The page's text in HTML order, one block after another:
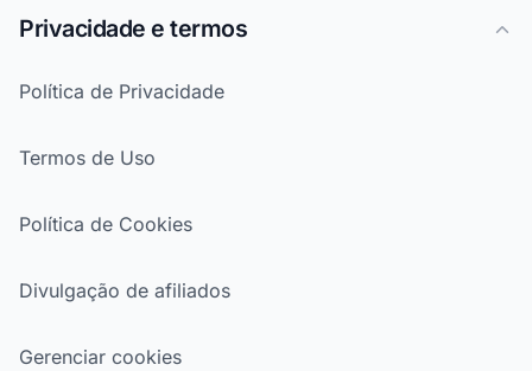
Privacidade e termos
Política de Privacidade
Termos de Uso
Política de Cookies
Divulgação de afiliados
Gerenciar cookies